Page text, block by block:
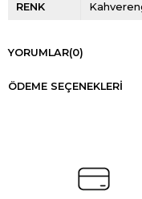
RENK
YORUMLAR(0)
ÖDEME SEÇENEKLERI